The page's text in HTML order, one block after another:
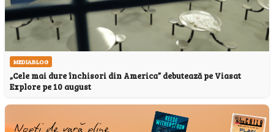
MEDIABLOG
„Cele mai dure închisori din America” debutează pe Viasat
Explore pe 10 august